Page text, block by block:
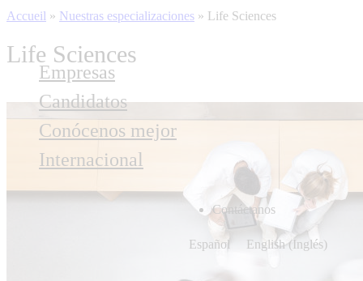
Empresas
Candidatos
Conócenos mejor
Internacional
Contáctanos
Español English(Inglés)
Accueil » Nuestras especializaciones » Life Sciences
Life Sciences